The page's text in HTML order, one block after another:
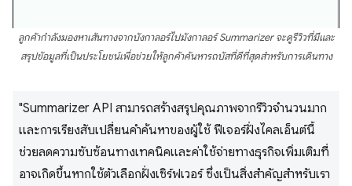
ลูกค้ากำลังมองหาเส้นทางจากบังกาลอร์ไปมังกาลอร์ Summarizer จะดูรีวิวที่มีและ
สรุปข้อมูลที่เป็นประโยชน์เพื่อช่วยให้ลูกค้าค้นหารถบัสที่ดีที่สุดสำหรับการเดินทาง
"Summarizer API สามารถสร้างสรุปคุณภาพจากรีวิวจำนวนมาก
และการเรียงสับเปลี่ยนคำค้นหาของผู้ใช้ ฟีเจอร์ฝั่งไคลเอ็นต์นี้
ช่วยลดความซับซ้อนทางเทคนิคและค่าใช้จ่ายทางธุรกิจเพิ่มเติมที่
อาจเกิดขึ้นหากใช้ตัวเลือกฝั่งเซิร์ฟเวอร์ ซึ่งเป็นสิ่งสำคัญสำหรับเรา